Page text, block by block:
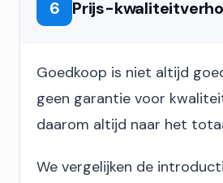
6 Prijs-
Goedkoop is niet altijd
geen garantie voor
daarom altijd naar het
We vergelijken de